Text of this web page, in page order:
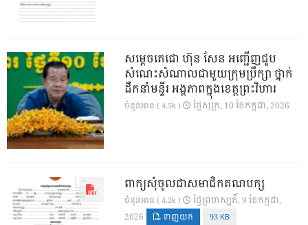
សម្តេចតេជោ ហ៊ុន សែន អញ្ជើញជួប
សំណេះសំណាលជាមួយក្រុមប្រឹក្សា ថ្នាក់
ដឹកនាំមន្ទីរ អង្គភាពក្នុងខេត្តព្រះវិហារ
ចំនួនអាន ( 4.5k ) ថ្ងៃ​សុក្រ, 10 ខែ​កក្កដា, 2026
ពាក្យសុំចូលជាសមាជិកគណបក្ស
ចំនួនអាន ( 4.2k )
ថ្ងៃ​ព្រហស្បតិ៍, 9 ខែ​កក្កដា,
2026
ទាញយក 93 KB